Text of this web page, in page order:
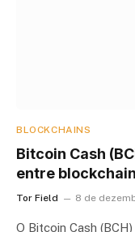
BLOCKCHAINS
Bitcoin Cash
entre
Tor Field 8 de
O Bitcoin Cash